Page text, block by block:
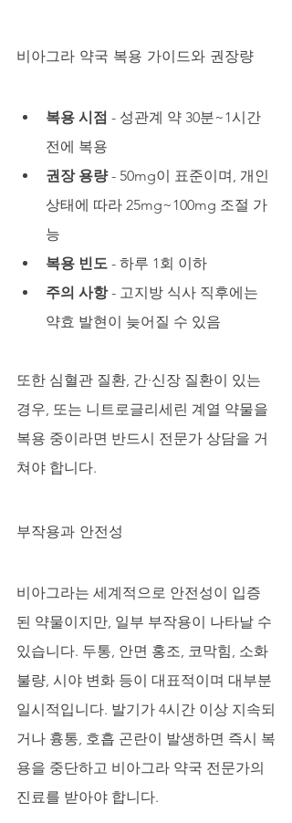
비아그라 약국 복용 가이드와 권장량
복용 시점 - 성관계 약 30분~1시간
전에 복용
권장 용량 - 50mg이 표준이며, 개인
상태에 따라 25mg~100mg 조절 가
능
복용 빈도 - 하루 1회 이하
주의 사항 - 고지방 식사 직후에는
약효 발현이 늦어질 수 있음
또한 심혈관 질환, 간·신장 질환이 있는
경우, 또는 니트로글리세린 계열 약물을
복용 중이라면 반드시 전문가 상담을 거
쳐야 합니다.
부작용과 안전성
비아그라는 세계적으로 안전성이 입증
된 약물이지만, 일부 부작용이 나타날 수
있습니다. 두통, 안면 홍조, 코막힘, 소화
불량, 시야 변화 등이 대표적이며 대부분
일시적입니다. 발기가 4시간 이상 지속되
거나 흉통, 호흡 곤란이 발생하면 즉시 복
용을 중단하고 비아그라 약국 전문가의
진료를 받아야 합니다.